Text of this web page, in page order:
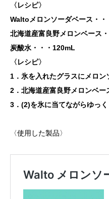
〈レシピ〉
Waltoメロンソーダベース・・
北海道産富良野メロンベース
炭酸水・・・120mL
〈レシピ〉
1．氷を入れたグラスにメロン
2．北海道産富良野メロンベ
3．(2)を氷に当てながらゆっ
〈使用した製品〉